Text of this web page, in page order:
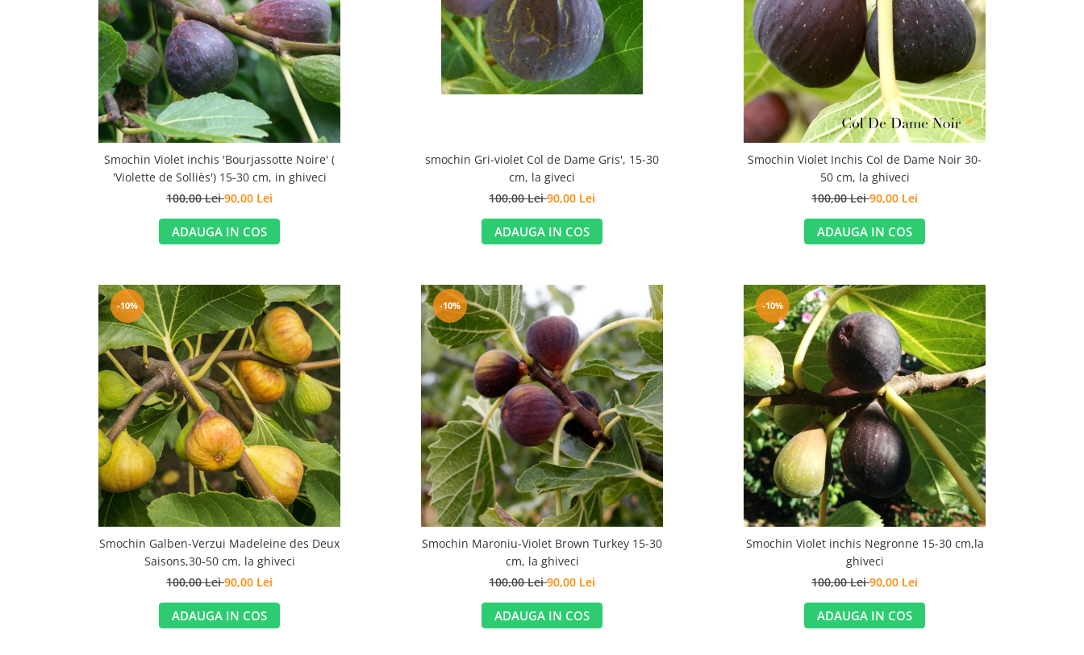
Smochin Violet inchis 'Bourjassotte Noire' (
'Violette de Solliès') 15-30 cm, in ghiveci
100,00 Lei90,00 Lei
ADAUGA IN COS
smochin Gri-violet Col de Dame Gris', 15-30
cm, la giveci
100,00 Lei90,00 Lei
ADAUGA IN COS
Smochin Violet Inchis Col de Dame Noir 30-
50 cm, la ghiveci
100,00 Lei90,00 Lei
ADAUGA IN COS
-10%
Smochin Galben-Verzui Madeleine des Deux
Saisons,30-50 cm, la ghiveci
100,00 Lei90,00 Lei
ADAUGA IN COS
-10%
Smochin Maroniu-Violet Brown Turkey 15-30
cm, la ghiveci
100,00 Lei90,00 Lei
ADAUGA IN COS
-10%
Smochin Violet inchis Negronne 15-30 cm,la
ghiveci
100,00 Lei90,00 Lei
ADAUGA IN COS